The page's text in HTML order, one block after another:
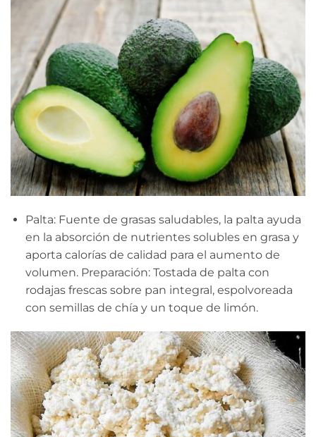
Palta: Fuente de grasas saludables, la palta ayuda
en la absorción de nutrientes solubles en grasa y
aporta calorías de calidad para el aumento de
volumen. Preparación: Tostada de palta con
rodajas frescas sobre pan integral, espolvoreada
con semillas de chía y un toque de limón.